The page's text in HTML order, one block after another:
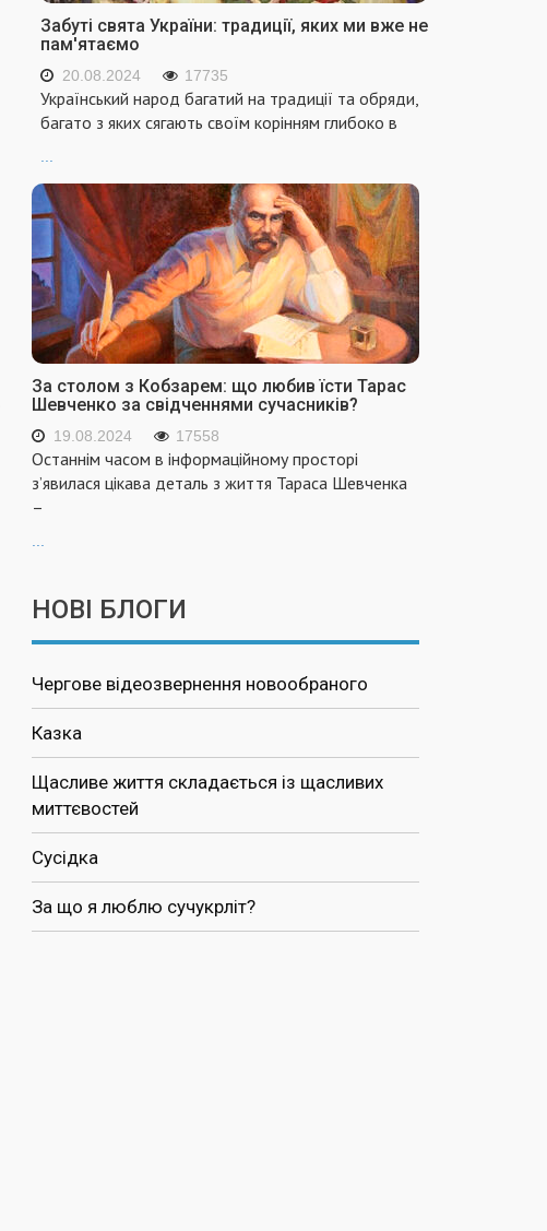
Забуті свята України: традиції, яких ми вже не
пам'ятаємо
20.08.2024 17735
Український народ багатий на традиції та обряди,
багато з яких сягають своїм корінням глибоко в
...
За столом з Кобзарем: що любив їсти Тарас
Шевченко за свідченнями сучасників?
19.08.2024 17558
Останнім часом в інформаційному просторі
з’явилася цікава деталь з життя Тараса Шевченка
–
...
НОВІ БЛОГИ
Чергове відеозвернення новообраного
Казка
Щасливе життя складається із щасливих
миттєвостей
Сусідка
За що я люблю сучукрліт?